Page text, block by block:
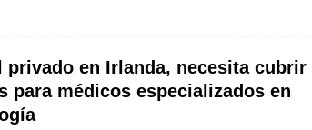
privado en Irlanda, necesita cubrir
para médicos especializados en